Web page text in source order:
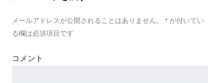
メールアドレスが公開されることはありません。 * が付いてい
る欄は必須項目です
コメント